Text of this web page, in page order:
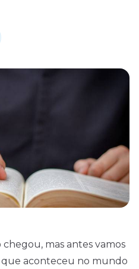
mas antes vamos
aconteceu no mundo